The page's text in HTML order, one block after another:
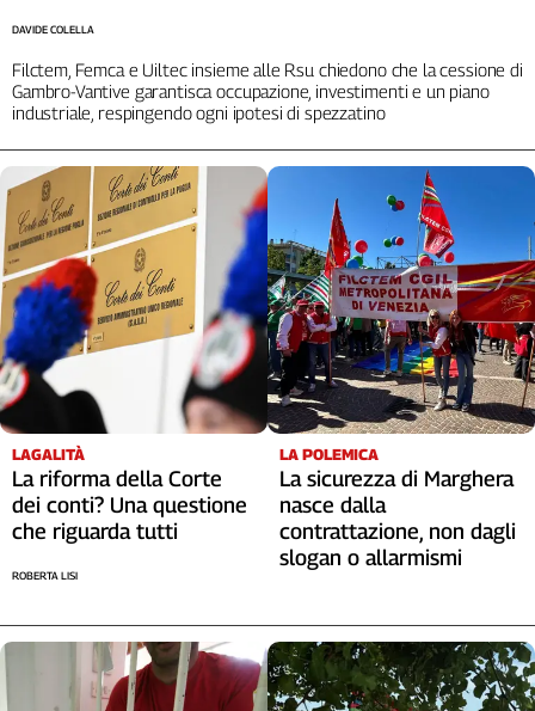
Filctem, Femca e Uiltec insieme alle Rsu chiedono che la cessione di
Gambro-Vantive garantisca occupazione, investimenti e un piano
industriale, respingendo ogni ipotesi di spezzatino
DAVIDE COLELLA
LAGALITÀ
La riforma della Corte
dei conti? Una questione
che riguarda tutti
ROBERTA LISI
LA POLEMICA
La sicurezza di Marghera
nasce dalla
contrattazione, non dagli
slogan o allarmismi